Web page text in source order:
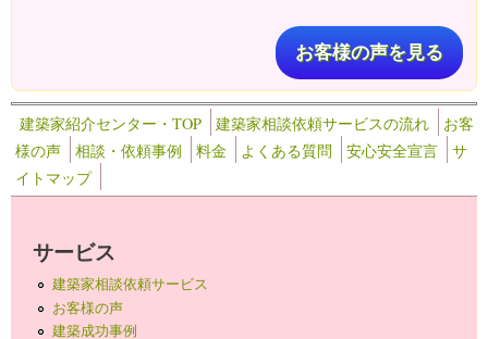
お客様の声を見る
建築家紹介センター・TOP 建築家相談依頼サービスの流れ
お客
様の声
相談・依頼事例 料金 よくある質問 安心安全宣言
サ
イトマップ
サービス
建築家相談依頼サービス
お客様の声
建築成功事例